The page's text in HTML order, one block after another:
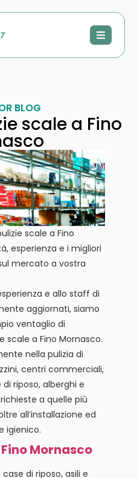
BLOG
scale a Fino
scale a Fino
esperienza e i migliori
mercato a vostra
e allo staff di
aggiornati, siamo
ventaglio di
a Fino Mornasco.
nella pulizia di
centri commerciali,
riposo, alberghi e
a quelle più
all’installazione ed
igienico.
Mornasco
di riposo, asili e